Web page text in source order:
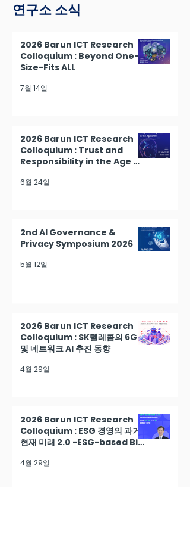
연구소 소식
2026 Barun ICT Research
Colloquium : Beyond One-
Size-Fits ALL
7월 14일
2026 Barun ICT Research
Colloquium : Trust and
Responsibility in the Age of
6월 24일
2nd AI Governance &
Privacy Symposium 2026
5월 12일
2026 Barun ICT Research
Colloquium : SK텔레콤의 6G
및 네트워크 AI 추진 동향
4월 29일
2026 Barun ICT Research
Colloquium : ESG 경영의 과거
현재 미래 2.0 -ESG-based Biz
4월 29일